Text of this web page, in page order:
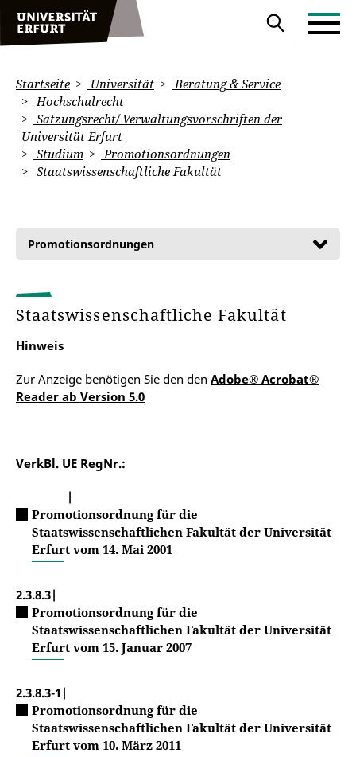
Startseite Universität
Beratung & Service
Hochschulrecht
Satzungsrecht/ Verwaltungsvorschriften der
Universität Erfurt
Studium
Promotionsordnungen
Staatswissenschaftliche Fakultät
Promotionsordnungen
Staatswissenschaftliche Fakultät
Hinweis
Zur Anzeige benötigen Sie den den Adobe® Acrobat®
Reader ab Version 5.0
VerkBl. UE RegNr.:
|
Promotionsordnung für die
Staatswissenschaftlichen Fakultät der Universität
Erfurt vom 14. Mai 2001
2.3.8.3|
Promotionsordnung für die
Staatswissenschaftlichen Fakultät der Universität
Erfurt vom 15. Januar 2007
2.3.8.3-1|
Promotionsordnung für die
Staatswissenschaftlichen Fakultät der Universität
Erfurt vom 10. März 2011